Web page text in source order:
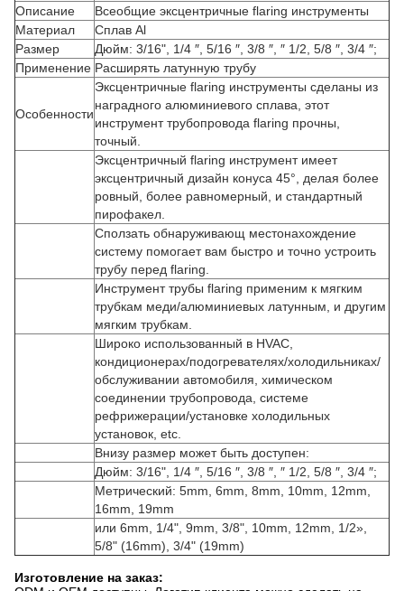
Описание
Всеобщие эксцентричные flaring инструменты
Материал
Сплав Al
Размер
Дюйм: 3/16", 1/4 ″, 5/16 ″, 3/8 ″, ″ 1/2, 5/8 ″, 3/4 ″;
Применение Расширять латунную трубу
Особенности
Эксцентричные flaring инструменты сделаны из
наградного алюминиевого сплава, этот
инструмент трубопровода flaring прочны,
точный.
Эксцентричный flaring инструмент имеет
эксцентричный дизайн конуса 45°, делая более
ровный, более равномерный, и стандартный
пирофакел.
Сползать обнаруживающ местонахождение
систему помогает вам быстро и точно устроить
трубу перед flaring.
Инструмент трубы flaring применим к мягким
трубкам меди/алюминиевых латунным, и другим
мягким трубкам.
Широко использованный в HVAC,
кондиционерах/подогревателях/холодильниках/
обслуживании автомобиля, химическом
соединении трубопровода, системе
рефрижерации/установке холодильных
установок, etc.
Внизу размер может быть доступен:
Дюйм: 3/16", 1/4 ″, 5/16 ″, 3/8 ″, ″ 1/2, 5/8 ″, 3/4 ″;
Метрический: 5mm, 6mm, 8mm, 10mm, 12mm,
16mm, 19mm
или 6mm, 1/4", 9mm, 3/8", 10mm, 12mm, 1/2»,
5/8" (16mm), 3/4" (19mm)
Изготовление на заказ: